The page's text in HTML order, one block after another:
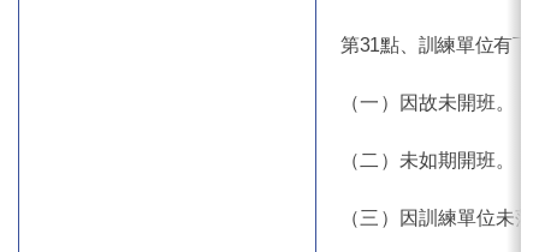
第31點、訓練單位有下
（一） 因故未開班。
（二） 未如期開班。
（三） 因訓練單位未